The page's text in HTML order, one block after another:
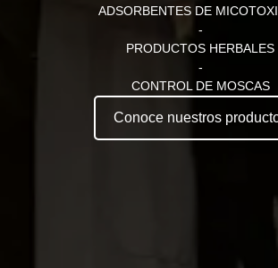
ADSORBENTES DE
-
PRODUCTOS HERBALES
-
CONTROL DE MOSCAS
Conoce nuestros